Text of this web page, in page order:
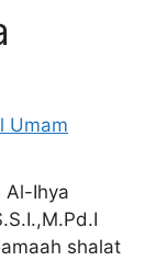
Umam
Al-Ihya
shalat